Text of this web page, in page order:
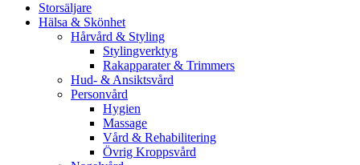
Storsäljare
Hälsa & Skönhet
Hårvård & Styling
Stylingverktyg
Rakapparater & Trimmers
Hud- & Ansiktsvård
Personvård
Hygien
Massage
Vård & Rehabilitering
Övrig Kroppsvård